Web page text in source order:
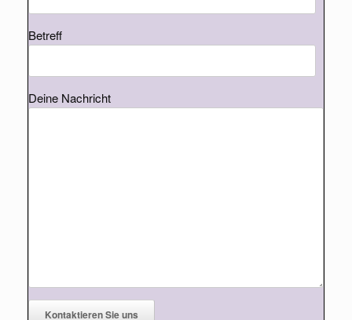
Betreff
Deine Nachricht